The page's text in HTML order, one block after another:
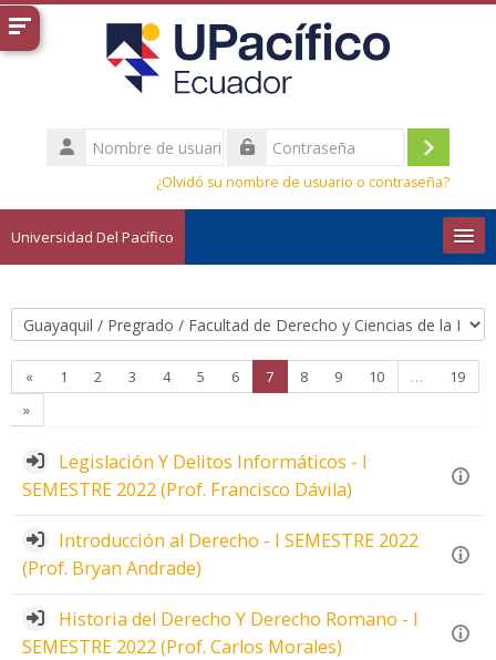
Salta al contenido principal
Nombre
de
Acceder
¿Olvidó su nombre de usuario o contraseña?
Universidad Del Pacífico
Buscar
Categorías
«Página anterior
1 Página 1
2 Página 2
3 Página 3
4Página 4
5 Página 5
6Página 6
7Página 7
8Página 8
9Página 9
10Página 10
… 19
»Siguiente página
Legislación Y Delitos Informáticos - I
SEMESTRE 2022 (Prof. Francisco Dávila)
Introducción al Derecho - I SEMESTRE 2022
(Prof. Bryan Andrade)
Historia del Derecho Y Derecho Romano - I
SEMESTRE 2022 (Prof. Carlos Morales)